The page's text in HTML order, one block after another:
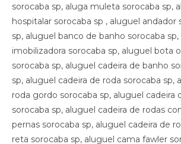
sorocaba sp, aluga muleta sorocaba sp,
hospitalar sorocaba sp , aluguel andador
sp, aluguel banco de banho sorocaba
imobilizadora sorocaba sp, aluguel bota
sorocaba sp, aluguel cadeira de banho
sp, aluguel cadeira de roda sorocaba sp,
roda gordo sorocaba sp, aluguel cadeira
sorocaba sp, aluguel cadeira de rodas
pernas sorocaba sp, aluguel cadeira de
reta sorocaba sp, aluguel cama fawler